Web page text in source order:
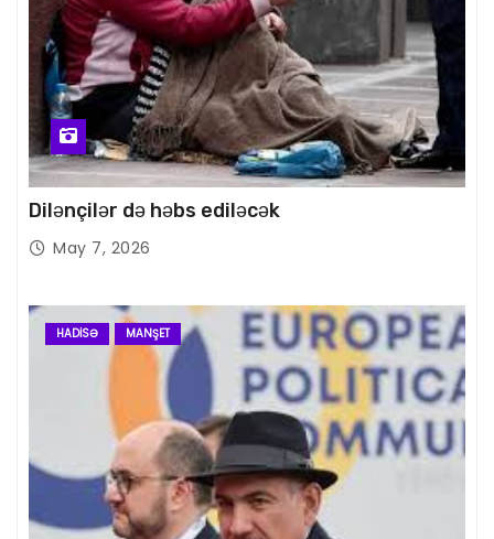
Dilənçilər də həbs ediləcək
May 7, 2026
HADISƏ MANŞET